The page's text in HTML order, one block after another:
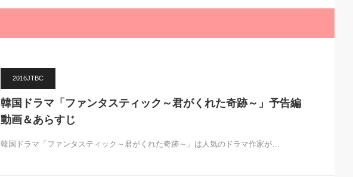
2016JTBC
韓国ドラマ「ファンタスティック～君がくれた奇跡～」予告編
動画＆あらすじ
韓国ドラマ「ファンタスティック～君がくれた奇跡～」は人気のドラマ作家が…